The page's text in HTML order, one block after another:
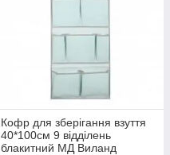
Кофр для зберігання взуття
40*100см 9 відділень
блакитний МД Виланд